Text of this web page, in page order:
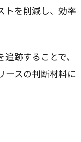
トを削減し、効率
跡することで、
ースの判断材料に